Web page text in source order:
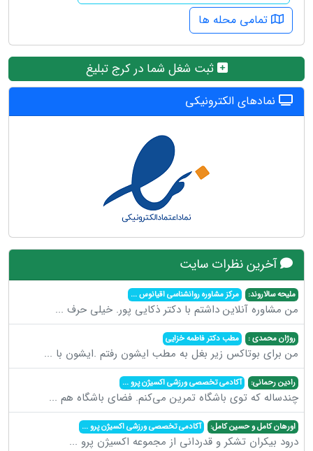
تمامی محله ها
ثبت شغل شما در کرج تبلیغ
نمادهای الکترونیکی
آخرین نظرات سایت
ملیحه سالاروند: مرکز مشاوره روانشناسی اقیانوس...
من مشاوره آنلاین داشتم با دکتر ذکایی پور. خیلی حرف ...
روژان محمدی : مطب دکتر فاطمه خزایی
من برای بوتاکس زیر بغل به مطب ایشون رفتم .ایشون با ...
رادین رحمانی: آکادمی تخصصی ورزشی اکسیژن پرو...
چندساله که توی باشگاه تمرین می‌کنم. فضای باشگاه هم ...
اورهان کامل و حسین کامل: آکادمی تخصصی ورزشی اکسیژن پرو...
درود بیکران تشکر و قدردانی از مجموعه اکسیژن پرو ...